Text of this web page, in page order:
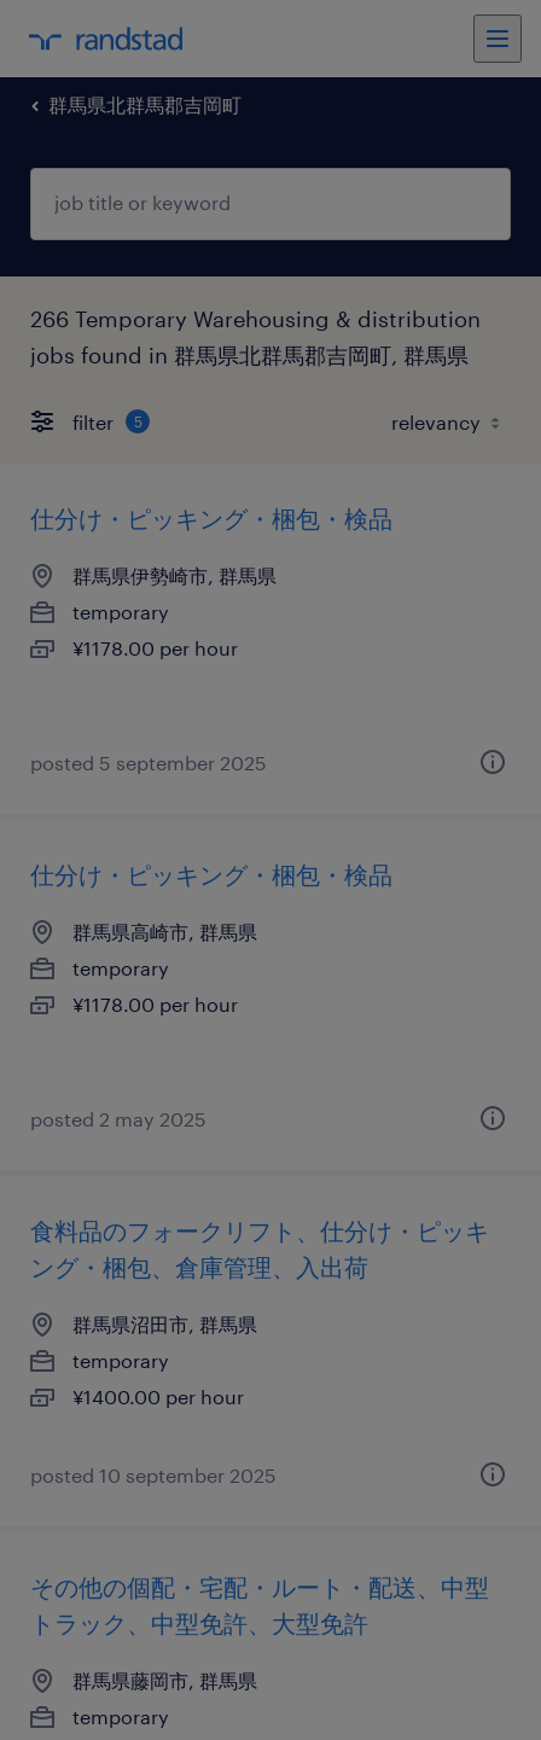
群馬県北群馬郡吉岡町
266 Temporary Warehousing & distribution
jobs found in 群馬県北群馬郡吉岡町, 群馬県
filter 5
仕分け・ピッキング・梱包・検品
群馬県伊勢崎市, 群馬県
temporary
¥1178.00 per hour
posted 5 september 2025
仕分け・ピッキング・梱包・検品
群馬県高崎市, 群馬県
temporary
¥1178.00 per hour
posted 2 may 2025
食料品のフォークリフト、仕分け・ピッキ
ング・梱包、倉庫管理、入出荷
群馬県沼田市, 群馬県
temporary
¥1400.00 per hour
posted 10 september 2025
その他の個配・宅配・ルート・配送、中型
トラック、中型免許、大型免許
群馬県藤岡市, 群馬県
temporary